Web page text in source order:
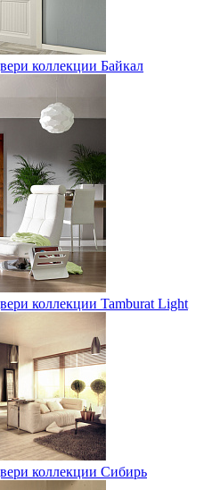
коллекции Байкал
коллекции Tamburat Light
коллекции Сибирь